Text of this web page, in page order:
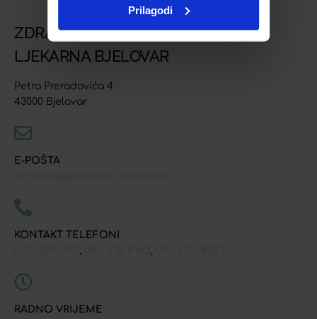
Prilagodi
ZDRAVSTVENA USTANOVA
LJEKARNA BJELOVAR
Petra Preradovića 4
43000 Bjelovar
E-POŠTA
KONTAKT TELEFONI
, ,
RADNO VRIJEME